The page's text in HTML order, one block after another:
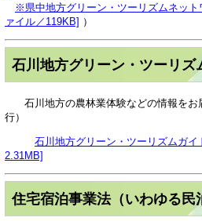
※県中地方グリーン・ツーリズムネッ
ァイル／119KB] ）
石川地方グリーン・ツーリズ
石川地方の農林業体験などの情報をお
行）
石川地方グリーン・ツーリズムガ
2.31MB]
住宅宿泊事業法（いわゆる民